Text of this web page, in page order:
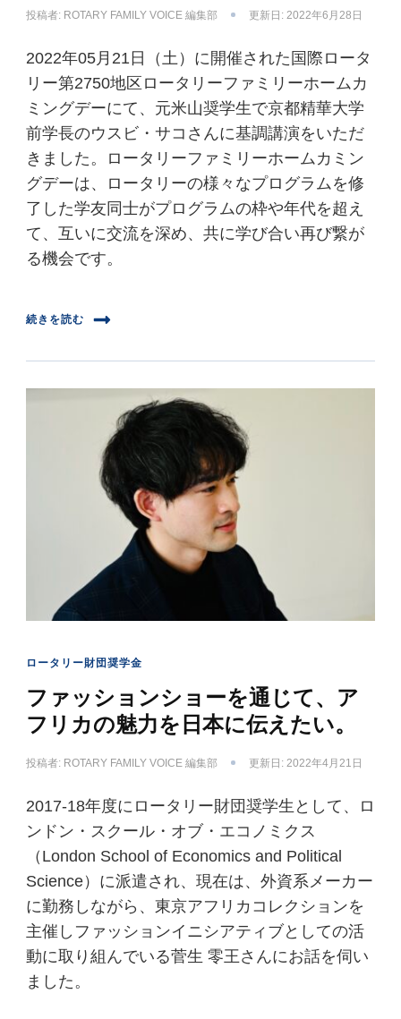
投稿者: ROTARY FAMILY VOICE 編集部 更新日: 2022年6月28日
2022年05月21日（土）に開催された国際ロータ
リー第2750地区ロータリーファミリーホームカ
ミングデーにて、元米山奨学生で京都精華大学
前学長のウスビ・サコさんに基調講演をいただ
きました。ロータリーファミリーホームカミン
グデーは、ロータリーの様々なプログラムを修
了した学友同士がプログラムの枠や年代を超え
て、互いに交流を深め、共に学び合い再び繋が
る機会です。
続きを読む
ロータリー財団奨学金
ファッションショーを通じて、ア
フリカの魅力を日本に伝えたい。
投稿者: ROTARY FAMILY VOICE 編集部 更新日: 2022年4月21日
2017-18年度にロータリー財団奨学生として、ロ
ンドン・スクール・オブ・エコノミクス
（London School of Economics and Political
Science）に派遣され、現在は、外資系メーカー
に勤務しながら、東京アフリカコレクションを
主催しファッションイニシアティブとしての活
動に取り組んでいる菅生 零王さんにお話を伺い
ました。